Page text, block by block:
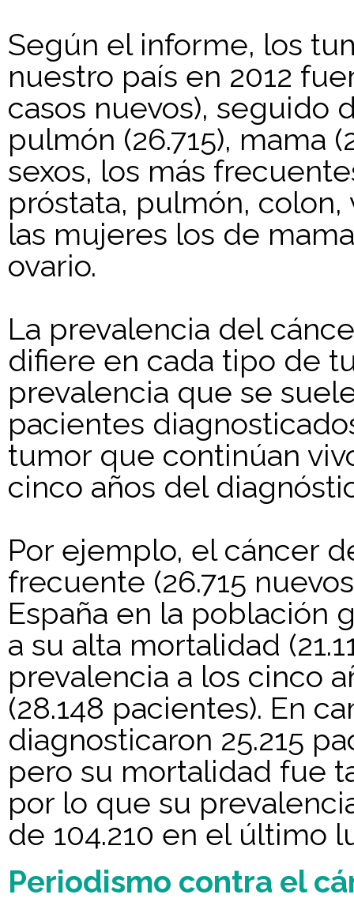
Según el informe, los
nuestro país en 2012
casos nuevos), seguido
pulmón (26.715), mama
sexos, los más
próstata, pulmón,
las mujeres los de
ovario.
La prevalencia del
difiere en cada tipo de
prevalencia que se
pacientes
tumor que continúan
cinco años del
Por ejemplo, el cáncer
frecuente (26.715
España en la población
a su alta mortalidad
prevalencia a los cinco
(28.148 pacientes). En
diagnosticaron 25.215
pero su mortalidad fue
por lo que su
de 104.210 en el último
Periodismo contra el